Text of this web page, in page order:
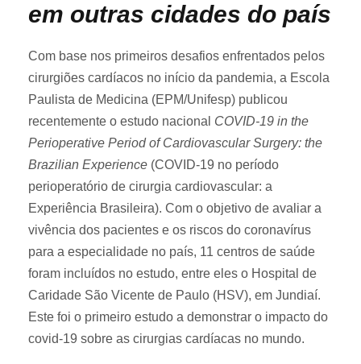
em outras cidades do país
Com base nos primeiros desafios enfrentados pelos
cirurgiões cardíacos no início da pandemia, a Escola
Paulista de Medicina (EPM/Unifesp) publicou
recentemente o estudo nacional COVID-19 in the
Perioperative Period of Cardiovascular Surgery: the
Brazilian Experience (COVID-19 no período
perioperatório de cirurgia cardiovascular: a
Experiência Brasileira). Com o objetivo de avaliar a
vivência dos pacientes e os riscos do coronavírus
para a especialidade no país, 11 centros de saúde
foram incluídos no estudo, entre eles o Hospital de
Caridade São Vicente de Paulo (HSV), em Jundiaí.
Este foi o primeiro estudo a demonstrar o impacto do
covid-19 sobre as cirurgias cardíacas no mundo.